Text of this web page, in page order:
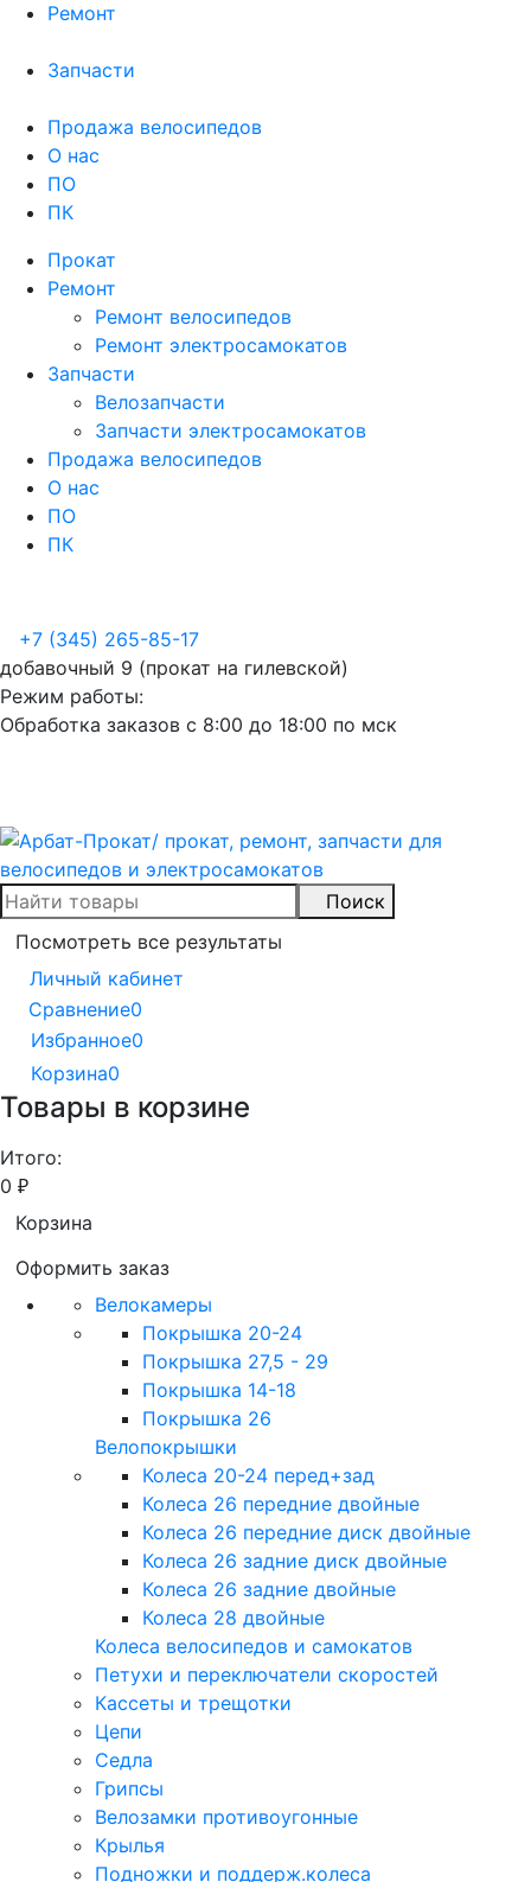
Ремонт
Запчасти
Продажа велосипедов
О нас
ПО
ПК
Прокат
Ремонт
Ремонт велосипедов
Ремонт электросамокатов
Запчасти
Велозапчасти
Запчасти электросамокатов
Продажа велосипедов
О нас
ПО
ПК
+7 (345) 265-85-17
добавочный 9 (прокат на гилевской)
Режим работы:
Обработка заказов с 8:00 до 18:00 по мск
Поиск
Посмотреть все результаты
Личный кабинет
Сравнение0
Избранное0
Корзина0
Товары в корзине
Итого:
0 ₽
Корзина
Оформить заказ
Велокамеры
Покрышка 20-24
Покрышка 27,5 - 29
Покрышка 14-18
Покрышка 26
Велопокрышки
Колеса 20-24 перед+зад
Колеса 26 передние двойные
Колеса 26 передние диск двойные
Колеса 26 задние диск двойные
Колеса 26 задние двойные
Колеса 28 двойные
Колеса велосипедов и самокатов
Петухи и переключатели скоростей
Кассеты и трещотки
Цепи
Седла
Грипсы
Велозамки противоугонные
Крылья
Подножки и поддерж.колеса